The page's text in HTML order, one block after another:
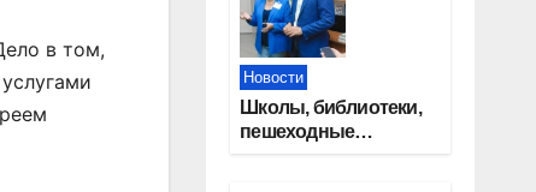
в том,
автомобилей
Новости
Школы, библиотеки,
пешеходные